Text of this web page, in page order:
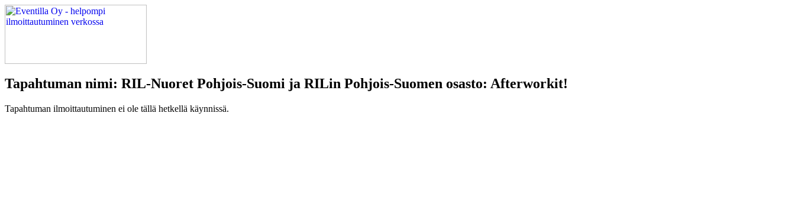
Tapahtuman nimi: RIL-Nuoret Pohjois-Suomi ja RILin Pohjois-Suomen osasto: Afterworkit!
Tapahtuman ilmoittautuminen ei ole tällä hetkellä käynnissä.